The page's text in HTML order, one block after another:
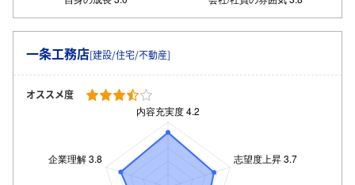
一条工務店[建設/住宅/不動産]
オススメ度